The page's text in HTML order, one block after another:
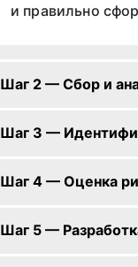
и правильно
Шаг 2 — Сбор и
Шаг 3 —
Шаг 4 — Оценка
Шаг 5 —